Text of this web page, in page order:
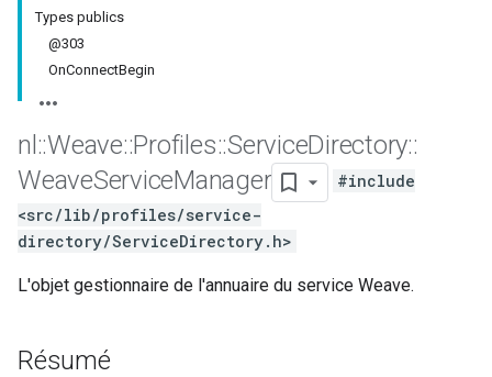
Types publics
@303
OnConnectBegin
nl ::Weave::Profiles::ServiceDirectory::
WeaveServiceManager
#include
<src/lib/profiles/service-
directory/ServiceDirectory.h>
L'objet gestionnaire de l'annuaire du service Weave.
Résumé